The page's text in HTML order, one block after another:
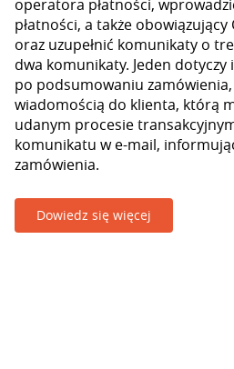
operatora płatności,
płatności, a także
oraz uzupełnić komunikaty o
dwa komunikaty. Jeden
po podsumowaniu
wiadomością do klienta, którą
udanym procesie
komunikatu w e-mail,
zamówienia.
Dowiedz się więcej